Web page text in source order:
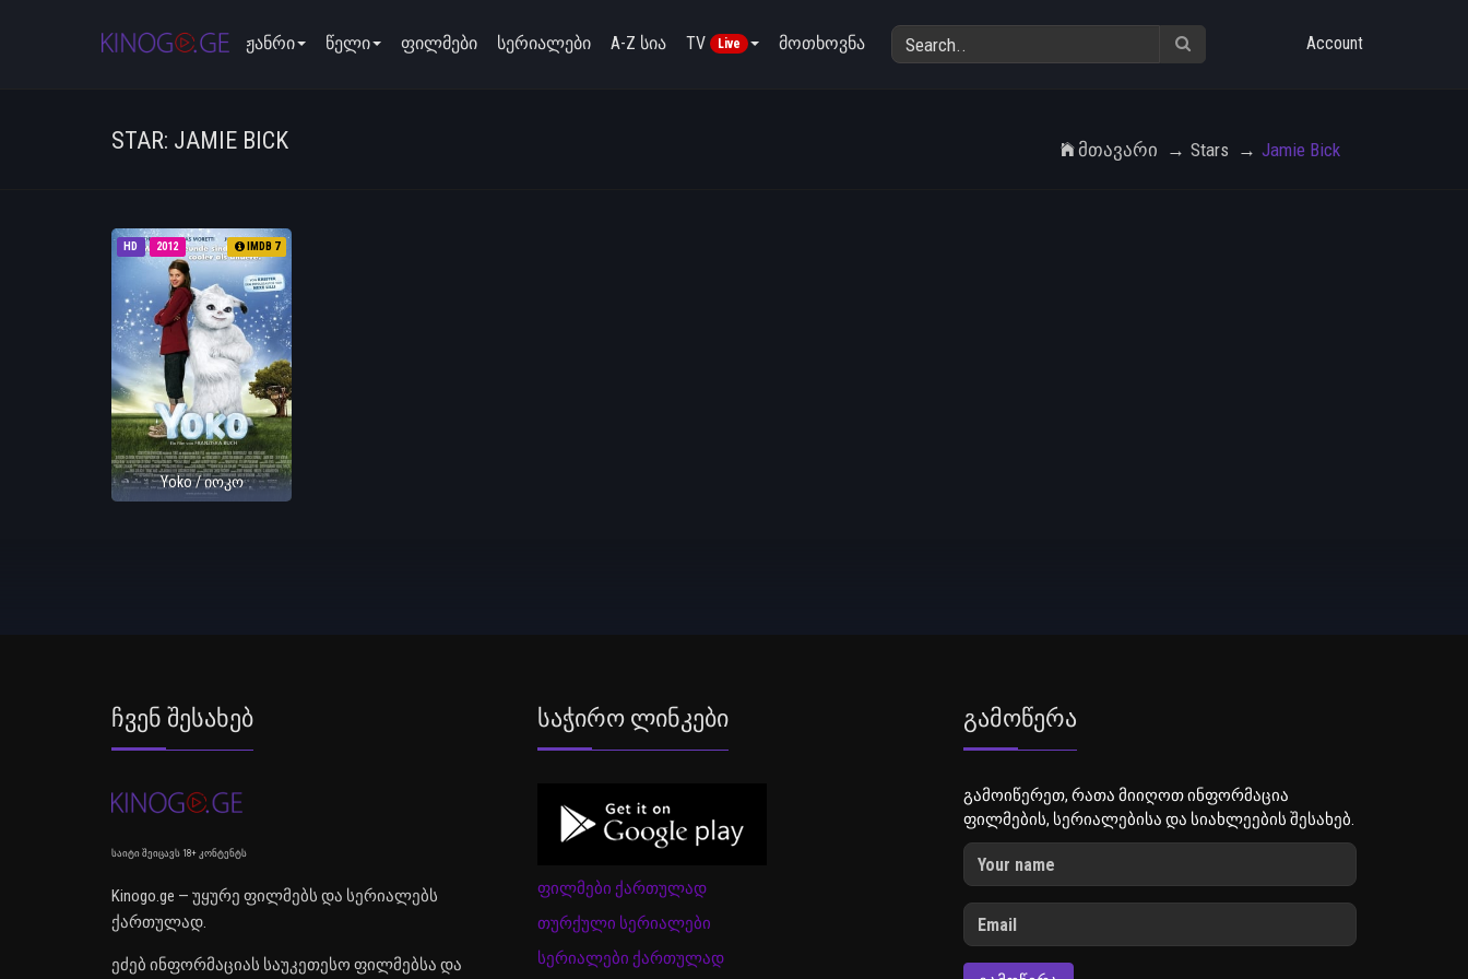
ჟანრი წელი ფილმები სერიალები A-Z სია TV Live მოთხოვნა Account
STAR: JAMIE BICK Მთავარი Stars Jamie Bick
HD 2012 IMDB 7
Yoko / იოკო
Ჩვენ Შესახებ
საიტი შეიცავს 18+ კონტენტს
Kinogo.ge — უყურე ფილმებს და სერიალებს
ქართულად.
ეძებ ინფორმაციას საუკეთესო ფილმებსა და
Საჭირო Ლინკები
ფილმები ქართულად
თურქული სერიალები
სერიალები ქართულად
Გამოწერა
გამოიწერეთ, რათა მიიღოთ ინფორმაცია
ფილმების, სერიალებისა და სიახლეების შესახებ.